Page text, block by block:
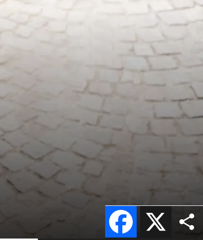
X
Facebook